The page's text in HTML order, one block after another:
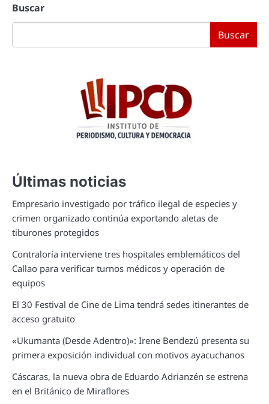
Buscar
Buscar
Últimas noticias
Empresario investigado por tráfico ilegal de especies y
crimen organizado continúa exportando aletas de
tiburones protegidos
Contraloría interviene tres hospitales emblemáticos del
Callao para verificar turnos médicos y operación de
equipos
El 30 Festival de Cine de Lima tendrá sedes itinerantes de
acceso gratuito
«Ukumanta (Desde Adentro)»: Irene Bendezú presenta su
primera exposición individual con motivos ayacuchanos
Cáscaras, la nueva obra de Eduardo Adrianzén se estrena
en el Británico de Miraflores